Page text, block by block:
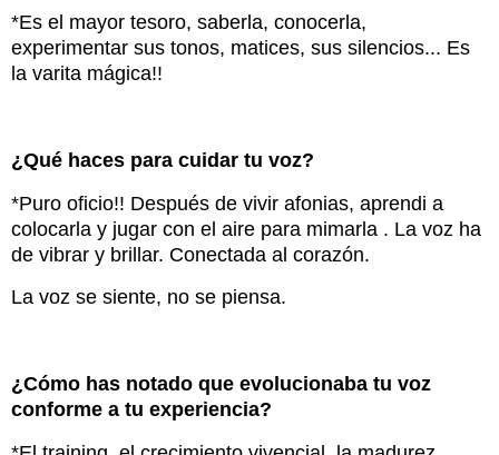
*Es el mayor tesoro, saberla, conocerla,
experimentar sus tonos, matices, sus silencios... Es
la varita mágica!!
¿Qué haces para cuidar tu voz?
*Puro oficio!! Después de vivir afonias, aprendi a
colocarla y jugar con el aire para mimarla . La voz ha
de vibrar y brillar. Conectada al corazón.
La voz se siente, no se piensa.
¿Cómo has notado que evolucionaba tu voz
conforme a tu experiencia?